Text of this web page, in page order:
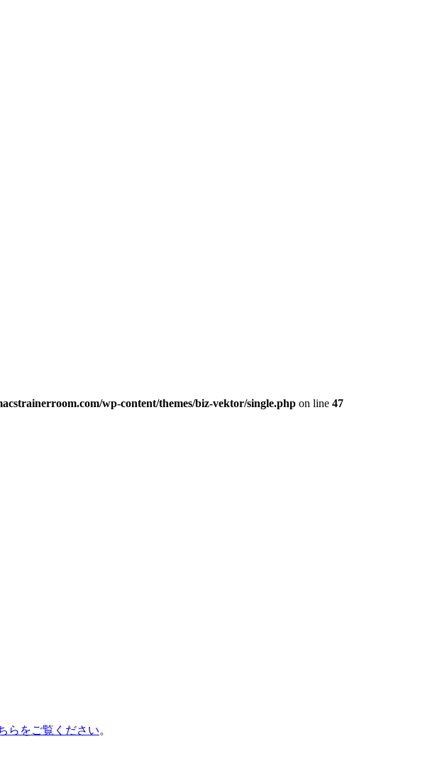
wp-content/themes/biz-vektor/single.php on line 47
らをご覧ください。